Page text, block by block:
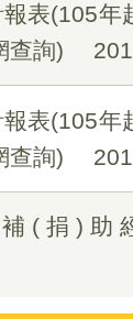
表(105年
查詢)
表(105年
查詢)
(捐)助